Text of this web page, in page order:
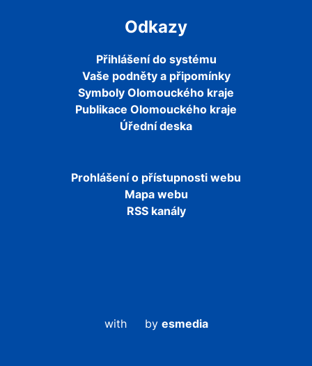
Odkazy
Přihlášení do systému
Vaše podněty a připomínky
Symboly Olomouckého kraje
Publikace Olomouckého kraje
Úřední deska
Prohlášení o přístupnosti webu
Mapa webu
RSS kanály
with by esmedia